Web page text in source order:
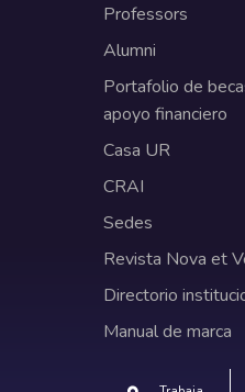
Professors
Alumni
Portafolio de
apoyo financiero
Casa UR
CRAI
Sedes
Revista Nova et
Directorio
Manual de marca